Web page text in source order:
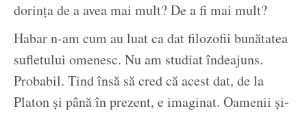
dorința de a avea mai mult? De a fi mai mult?
Habar n-am cum au luat ca dat filozofii bunătatea
sufletului omenesc. Nu am studiat îndeajuns.
Probabil. Tind însă să cred că acest dat, de la
Platon și până în prezent, e imaginat. Oamenii și-